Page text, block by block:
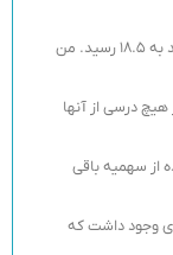
معدل 18 قبول شدم و این معدل در کارشناسی ارشد به 18.5 رسید. من
درسی از آنها
از سهمیه باقی
وجود داشت که